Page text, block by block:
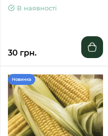
В наявності
30 грн.
Новинка